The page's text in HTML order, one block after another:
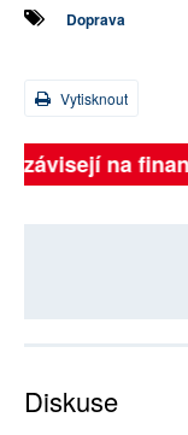
Doprava
Vytisknout
na
Diskuse